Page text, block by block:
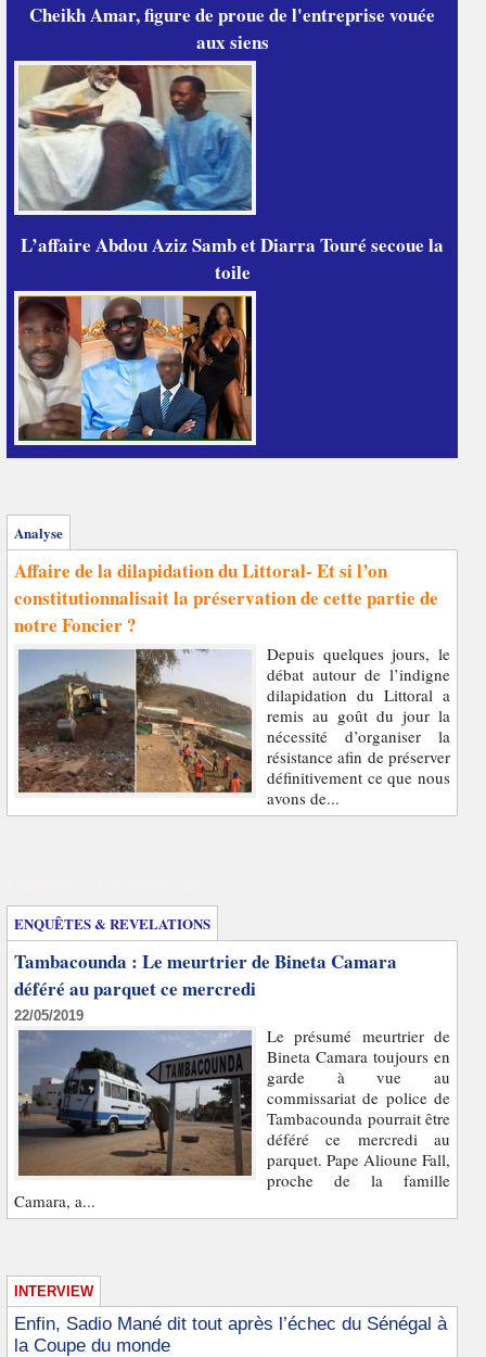
Cheikh Amar, figure de proue de l'entreprise vouée
aux siens
L’affaire Abdou Aziz Samb et Diarra Touré secoue la
toile
Analyse
Affaire de la dilapidation du Littoral- Et si l’on
constitutionnalisait la préservation de cette partie de
notre Foncier ?
Depuis quelques jours, le
débat autour de l’indigne
dilapidation du Littoral a
remis au goût du jour la
nécessité d’organiser la
résistance afin de préserver
définitivement ce que nous
avons de...
ENQUÊTES & REVELATIONS
Tambacounda : Le meurtrier de Bineta Camara
déféré au parquet ce mercredi
22/05/2019
Le présumé meurtrier de
Bineta Camara toujours en
garde à vue au
commissariat de police de
Tambacounda pourrait être
déféré ce mercredi au
parquet. Pape Alioune Fall,
proche de la famille
Camara, a...
INTERVIEW
Enfin, Sadio Mané dit tout après l’échec du Sénégal à
la Coupe du monde